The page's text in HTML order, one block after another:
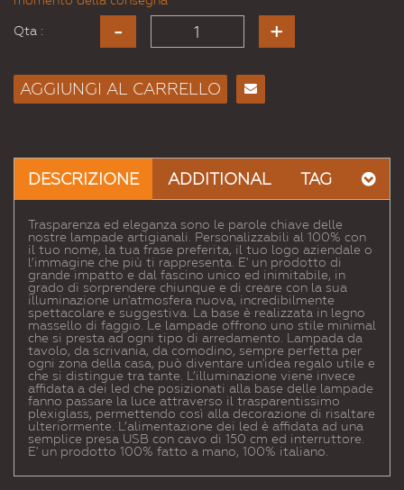
Qta :
AGGIUNGI AL CARRELLO
Amico
DESCRIZIONE ADDITIONAL TAG
Trasparenza ed eleganza sono le parole chiave delle
nostre lampade artigianali. Personalizzabili al 100% con
il tuo nome, la tua frase preferita, il tuo logo aziendale o
l’immagine che più ti rappresenta. E' un prodotto di
grande impatto e dal fascino unico ed inimitabile, in
grado di sorprendere chiunque e di creare con la sua
illuminazione un'atmosfera nuova, incredibilmente
spettacolare e suggestiva. La base è realizzata in legno
massello di faggio. Le lampade offrono uno stile minimal
che si presta ad ogni tipo di arredamento. Lampada da
tavolo, da scrivania, da comodino, sempre perfetta per
ogni zona della casa, può diventare un'idea regalo utile e
che si distingue tra tante. L’illuminazione viene invece
affidata a dei led che posizionati alla base delle lampade
fanno passare la luce attraverso il trasparentissimo
plexiglass, permettendo così alla decorazione di risaltare
ulteriormente. L’alimentazione dei led è affidata ad una
semplice presa USB con cavo di 150 cm ed interruttore.
E' un prodotto 100% fatto a mano, 100% italiano.